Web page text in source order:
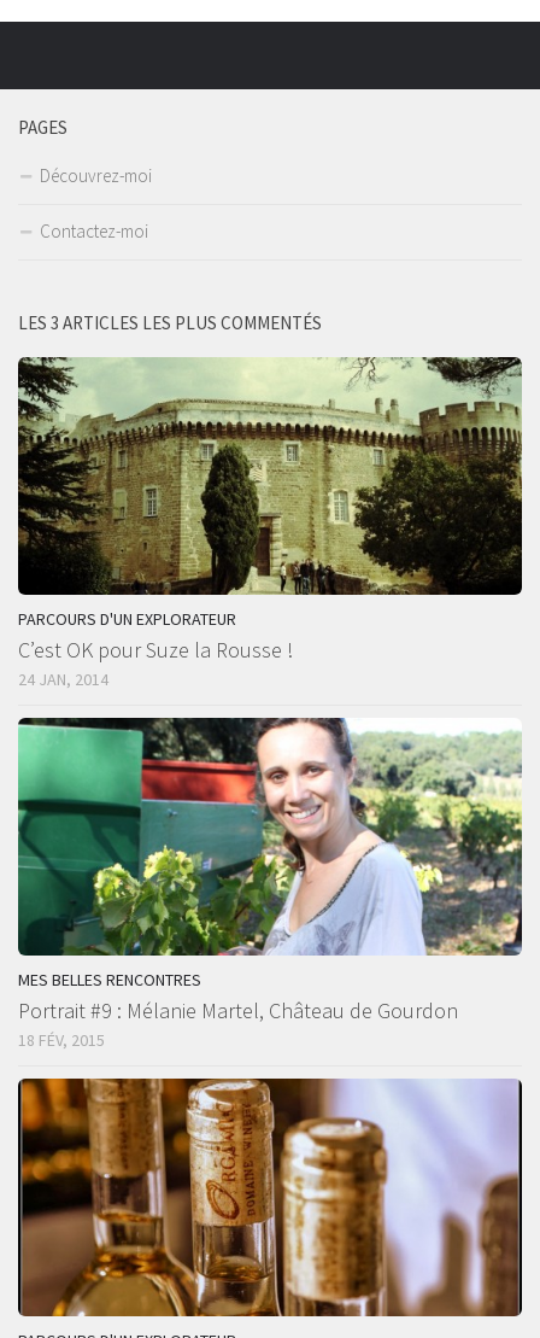
PAGES
Découvrez-moi
Contactez-moi
LES 3 ARTICLES LES PLUS COMMENTÉS
PARCOURS D'UN EXPLORATEUR
C’est OK pour Suze la Rousse !
24 JAN, 2014
MES BELLES RENCONTRES
Portrait #9 : Mélanie Martel, Château de Gourdon
18 FÉV, 2015